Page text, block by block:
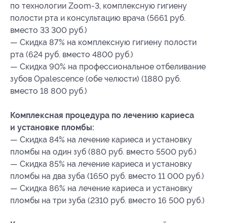
по технологии Zoom-3, комплексную гигиену
полости рта и консультацию врача (5661 руб.
вместо 33 300 руб.)
— Скидка 87% на комплексную гигиену полости
рта (624 руб. вместо 4800 руб.)
— Скидка 90% на профессиональное отбеливание
зубов Opalescence (обе челюсти) (1880 руб.
вместо 18 800 руб.)
Комплексная процедура по лечению кариеса
и установке пломбы:
— Скидка 84% на лечение кариеса и установку
пломбы на один зуб (880 руб. вместо 5500 руб.)
— Скидка 85% на лечение кариеса и установку
пломбы на два зуба (1650 руб. вместо 11 000 руб.)
— Скидка 86% на лечение кариеса и установку
пломбы на три зуба (2310 руб. вместо 16 500 руб.)